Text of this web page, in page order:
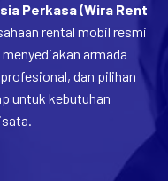
Perkasa (Wira Rent
rental mobil resmi
armada
dan pilihan
untuk kebutuhan